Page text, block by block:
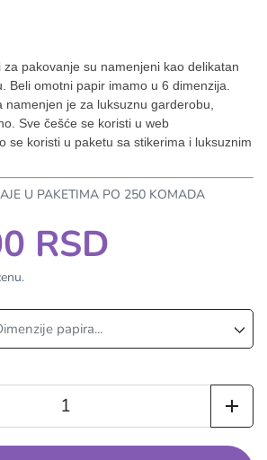
za pakovanje su namenjeni kao delikatan
Beli omotni papir imamo u 6 dimenzija.
namenjen je za luksuznu garderobu,
Sve češće se koristi u web
se koristi u paketu sa stikerima i luksuznim
U PAKETIMA PO 250 KOMADA
RSD